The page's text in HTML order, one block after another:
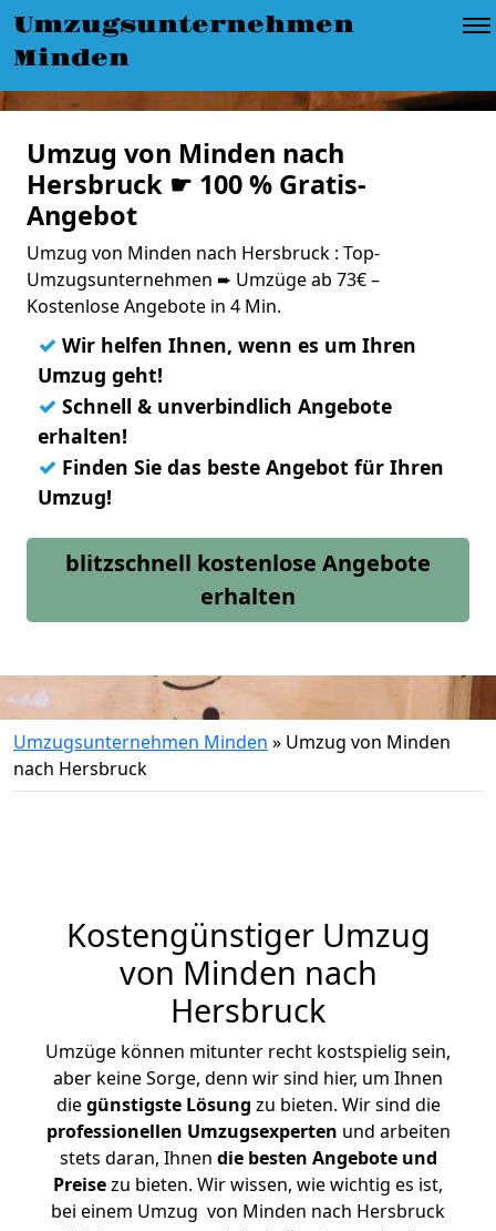
Umzugsunternehmen
Minden
Umzug von Minden nach
Hersbruck ☛ 100 % Gratis-
Angebot
Umzug von Minden nach Hersbruck : Top-
Umzugsunternehmen ➨ Umzüge ab 73€ –
Kostenlose Angebote in 4 Min.
✓ Wir helfen Ihnen, wenn es um Ihren
Umzug geht!
✓ Schnell & unverbindlich Angebote
erhalten!
✓ Finden Sie das beste Angebot für Ihren
Umzug!
blitzschnell kostenlose Angebote
erhalten
Umzugsunternehmen Minden » Umzug von Minden
nach Hersbruck
Kostengünstiger Umzug
von Minden nach
Hersbruck
Umzüge können mitunter recht kostspielig sein,
aber keine Sorge, denn wir sind hier, um Ihnen
diegünstigste Lösung zu bieten. Wir sind die
professionellen Umzugsexperten und arbeiten
stets daran, Ihnen die besten Angebote und
Preisezu bieten. Wir wissen, wie wichtig es ist,
bei einem Umzug von Minden nach Hersbruck